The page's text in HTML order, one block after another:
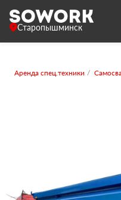
Старопышминск
Аренда спец.техники